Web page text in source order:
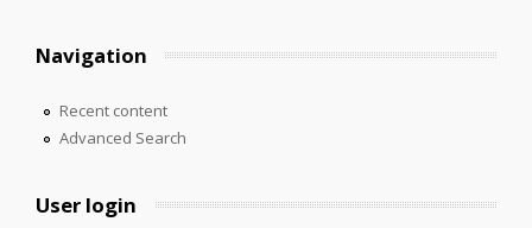
Navigation
Recent content
Advanced Search
User login